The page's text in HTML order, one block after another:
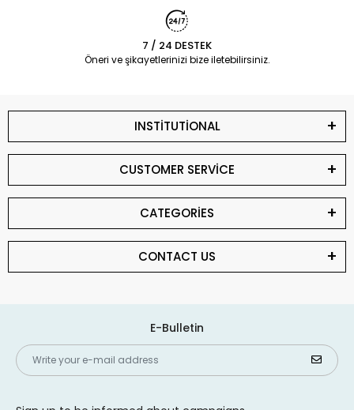
7 / 24 DESTEK
Öneri ve şikayetlerinizi bize iletebilirsiniz.
INSTİTUTİONAL
CUSTOMER SERVİCE
CATEGORİES
CONTACT US
E-Bulletin